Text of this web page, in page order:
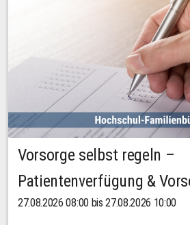
Vorsorge selbst regeln –
Patientenverfügung &
27.08.2026 08:00 bis 27.08.2026 10:00